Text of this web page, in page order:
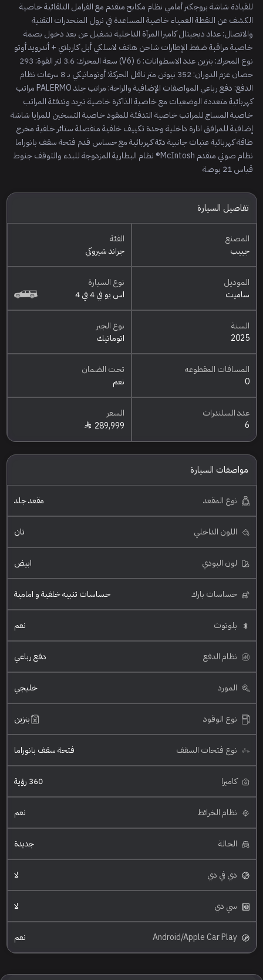
للقيادة شاشة بروجكتر أمامي نظام مكابح متقدم مع الفرامل التلقائية خاصية
الكشف عن النقطة العمياء خاصية المساعدة في نزول المنحدرات التقنية
والاتصال: عداد ديجيتال كاميرا المرآة الداخلية تشغيل عن بعد دخول بصمة
خاصية مراقبة ضغط الإطارات شاحن هاتف لاسلكي أبل كاربلاي + أندرويد أوتو
نوع المحرك: بنزين عدد الاسطوانات: 6 (V6) سعة المحرك: 3.6 لتر القوة: 293
حصان عزم الدوران: 352 نيوتن متر ناقل الحركة: أوتوماتيكي بـ 8 سرعات نظام
الدفع: دفع رباعي المواصفات الإضافية والراحة: مراتب جلد PALERMO مراتب
كهربائية متعددة الوضعيات مع خاصية الذاكرة خاصية تبريد وتدفئة المراتب
خاصية المساج للمراتب خاصية التدفئة للمقود خاصية التسخين للمرايا شاشة
إضافية للمرافق انارة داخلية وحدة تكييف خلفية منفصلة ستائر خلفية مخرج
طاقة كهربائية عتبات جانبية دبّة كهربائية مع حساس قدم فتحة سقف بانوراما
نظام صوتي متقدم McIntosh® نظام البطارية المزدوجة للبدء والتوقف جنوط
قياس 21 بوصة
تفاصيل السيارة
المصنع
جييب
الفئة
جراند شيروكي
الموديل
ساميت
نوع السيارة
اس يو في 4 في 4
السنة
2025
نوع الجير
اتوماتيك
المسافات المقطوعه
0
تحت الضمان
نعم
عدد السلندرات
6
السعر
289,999
مواصفات السيارة
نوع المقعد مقعد جلد
اللون الداخلي تان
لون البودي ابيض
حساسات بارك حساسات تنبيه خلفية و امامية
بلوتوث نعم
نظام الدفع دفع رباعي
المورد خليجي
نوع الوقود بنزين
نوع فتحات السقف فتحة سقف بانوراما
كاميرا 360 رؤية
نظام الخرائط نعم
الحالة جديدة
دي في دي لا
سي دي لا
Android/Apple Car Play نعم